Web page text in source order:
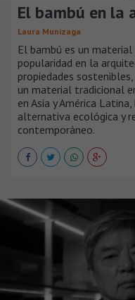
El bambú en la
Laura Munizaga
El bambú es un
popularidad en la
propiedades
un material tradicional
en Asia y América
alternativa ecológica y
contemporáneo.